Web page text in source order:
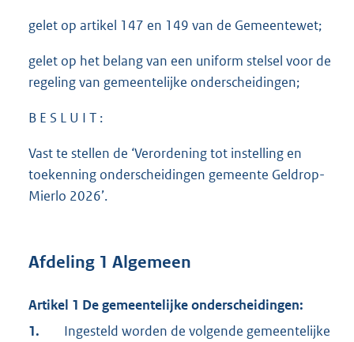
gelet op artikel 147 en 149 van de Gemeentewet;
gelet op het belang van een uniform stelsel voor de
regeling van gemeentelijke onderscheidingen;
B E S L U I T :
Vast te stellen de ‘Verordening tot instelling en
toekenning onderscheidingen gemeente Geldrop-
Mierlo 2026’.
Afdeling 1 Algemeen
Artikel 1 De gemeentelijke onderscheidingen:
1.
Ingesteld worden de volgende gemeentelijke